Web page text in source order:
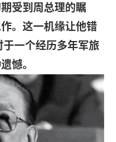
受到周总理的瞩
。这一机缘让他错
一个经历多年军旅
憾。